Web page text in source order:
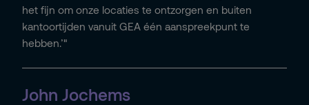
het fijn om onze locaties te ontzorgen en buiten
kantoortijden vanuit GEA één aanspreekpunt te
hebben.’"
John Jochems